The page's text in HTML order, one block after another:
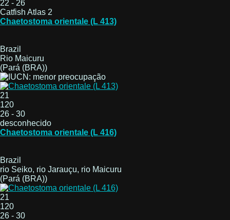
22 - 26
Catfish Atlas 2
Chaetostoma orientale (L 413)
Brazil
Rio Maicuru
(Pará (BRA))
21
120
26 - 30
desconhecido
Chaetostoma orientale (L 416)
Brazil
rio Seiko, rio Jarauçu, rio Maicuru
(Pará (BRA))
21
120
26 - 30